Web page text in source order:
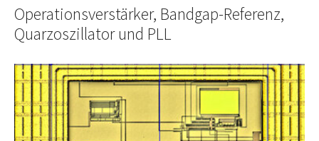
Operationsverstärker, Bandgap-Referenz,
Quarzoszillator und PLL